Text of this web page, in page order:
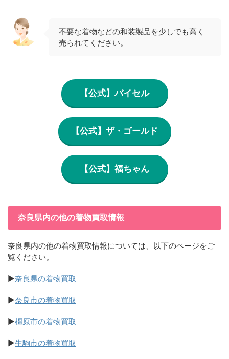
不要な着物などの和装製品を少しでも高く
売られてください。
【公式】バイセル
【公式】ザ・ゴールド
【公式】福ちゃん
奈良県内の他の着物買取情報
奈良県内の他の着物買取情報については、以下のページをご
覧ください。
▶奈良県の着物買取
▶奈良市の着物買取
▶橿原市の着物買取
▶生駒市の着物買取